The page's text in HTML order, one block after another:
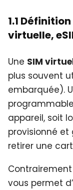
1.1
virtuelle,
Une SIM
plus souvent
embarquée).
appareil, soit
provisionné et
retirer une
Contrairement
vous permet